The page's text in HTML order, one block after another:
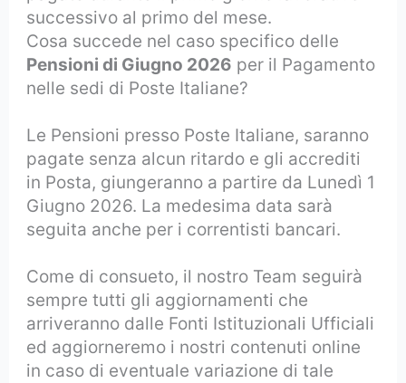
successivo al primo del mese.
Cosa succede nel caso specifico delle
Pensioni di Giugno 2026 per il Pagamento
nelle sedi di Poste Italiane?
Le Pensioni presso Poste Italiane, saranno
pagate senza alcun ritardo e gli accrediti
in Posta, giungeranno a partire da Lunedì 1
Giugno 2026. La medesima data sarà
seguita anche per i correntisti bancari.
Come di consueto, il nostro Team seguirà
sempre tutti gli aggiornamenti che
arriveranno dalle Fonti Istituzionali Ufficiali
ed aggiorneremo i nostri contenuti online
in caso di eventuale variazione di tale